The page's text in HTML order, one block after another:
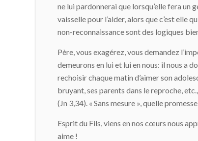
ne lui pardonnerai que lorsqu’elle fera un
vaisselle pour l’aider, alors que c’est elle
non-reconnaissance sont des logiques
Père, vous exagérez, vous demandez
demeurons en lui et lui en nous: il nous a
rechoisir chaque matin d’aimer son
bruyant, ses parents dans le reproche,
(Jn 3,34). « Sans mesure », quelle
Esprit du Fils, viens en nos cœurs nous
aime !